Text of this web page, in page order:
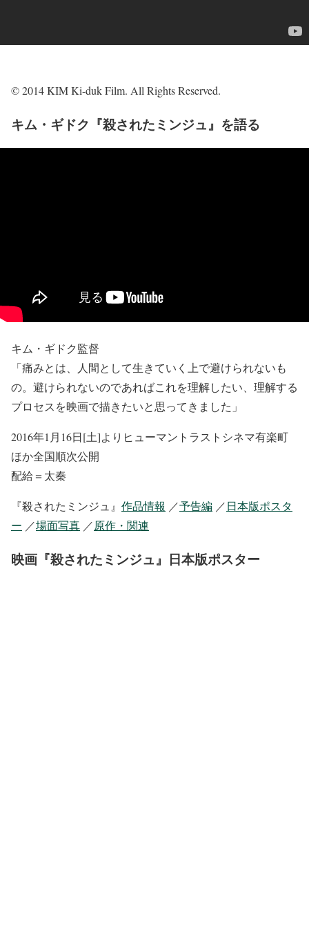
© 2014 KIM Ki-duk Film. All Rights Reserved.
キム・ギドク『殺されたミンジュ』を語る
キム・ギドク監督
「痛みとは、人間として生きていく上で避けられないも
の。避けられないのであればこれを理解したい、理解する
プロセスを映画で描きたいと思ってきました」
2016年1月16日[土]よりヒューマントラストシネマ有楽町
ほか全国順次公開
配給＝太秦
『殺されたミンジュ』 作品情報 ／予告編 ／日本版ポスタ
ー ／場面写真 ／原作・関連
映画『殺されたミンジュ』日本版ポスター